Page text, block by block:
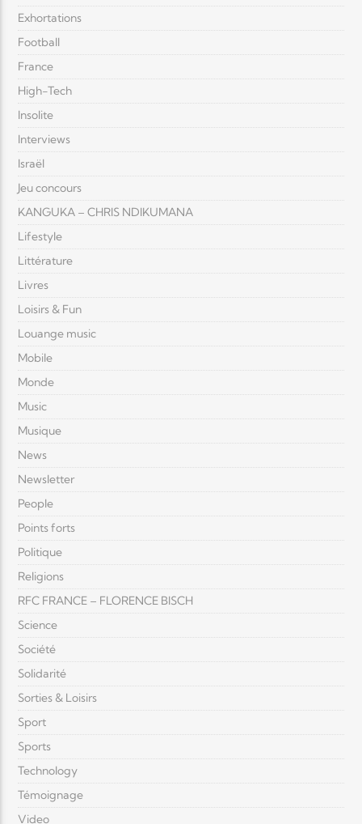
Exhortations
Football
France
High-Tech
Insolite
Interviews
Israël
Jeu concours
KANGUKA – CHRIS NDIKUMANA
Lifestyle
Littérature
Livres
Loisirs & Fun
Louange music
Mobile
Monde
Music
Musique
News
Newsletter
People
Points forts
Politique
Religions
RFC FRANCE – FLORENCE BISCH
Science
Société
Solidarité
Sorties & Loisirs
Sport
Sports
Technology
Témoignage
Video